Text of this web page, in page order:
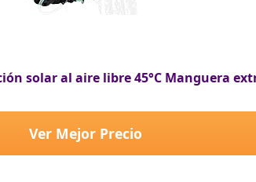
solar al aire libre 45°C Manguera
Ver Mejor Precio